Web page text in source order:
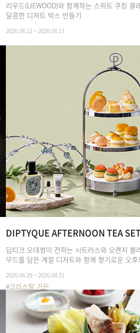
리우드(LIEWOOD)와 함께하는 스위트 쿠킹 클
달콤한 디저트 박스 만들기
2026.08.12 ~ 2026.08.13
DIPTYQUE AFTERNOON TEA
딥티크 오데썽이 전하는 시트러스와 오렌지 블
무드를 담은 계절 디저트와 함께 향기로운 오후
2026.06.29 ~ 2026.08.31
#크리스탈 가든